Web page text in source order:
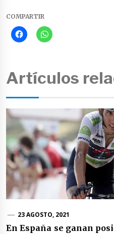
COMPARTIR
Artículos
23 AGOSTO, 2021
En España se ganan